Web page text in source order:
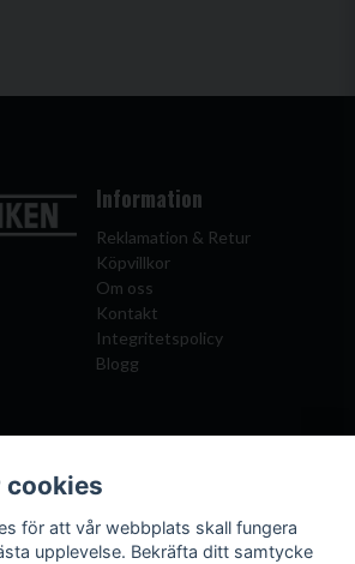
Information
Reklamation & Retur
Köpvillkor
Om oss
Kontakt
Integritetspolicy
Blogg
Populära katagorier
Boxningshandskar
cookies
för att vår webbplats skall fungera
upplevelse. Bekräfta ditt samtycke